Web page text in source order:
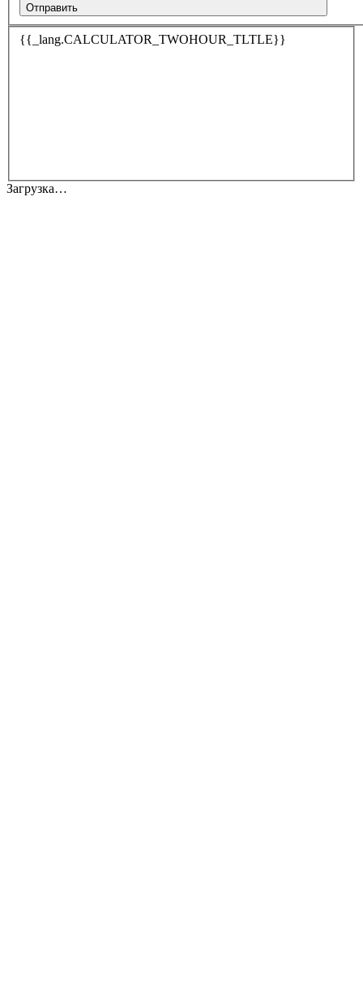
Отправить
{{_lang.CALCULATOR_TWOHOUR_TLTLE}}
Загрузка…